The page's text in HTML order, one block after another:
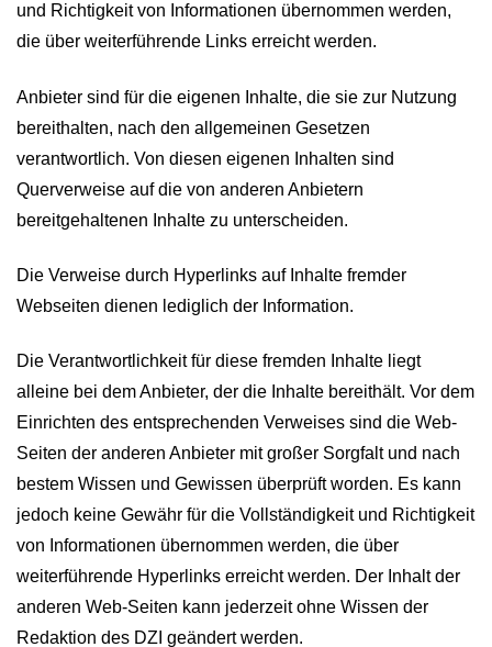
und Richtigkeit von Informationen übernommen werden,
die über weiterführende Links erreicht werden.
Anbieter sind für die eigenen Inhalte, die sie zur Nutzung
bereithalten, nach den allgemeinen Gesetzen
verantwortlich. Von diesen eigenen Inhalten sind
Querverweise auf die von anderen Anbietern
bereitgehaltenen Inhalte zu unterscheiden.
Die Verweise durch Hyperlinks auf Inhalte fremder
Webseiten dienen lediglich der Information.
Die Verantwortlichkeit für diese fremden Inhalte liegt
alleine bei dem Anbieter, der die Inhalte bereithält. Vor dem
Einrichten des entsprechenden Verweises sind die Web-
Seiten der anderen Anbieter mit großer Sorgfalt und nach
bestem Wissen und Gewissen überprüft worden. Es kann
jedoch keine Gewähr für die Vollständigkeit und Richtigkeit
von Informationen übernommen werden, die über
weiterführende Hyperlinks erreicht werden. Der Inhalt der
anderen Web-Seiten kann jederzeit ohne Wissen der
Redaktion des DZI geändert werden.